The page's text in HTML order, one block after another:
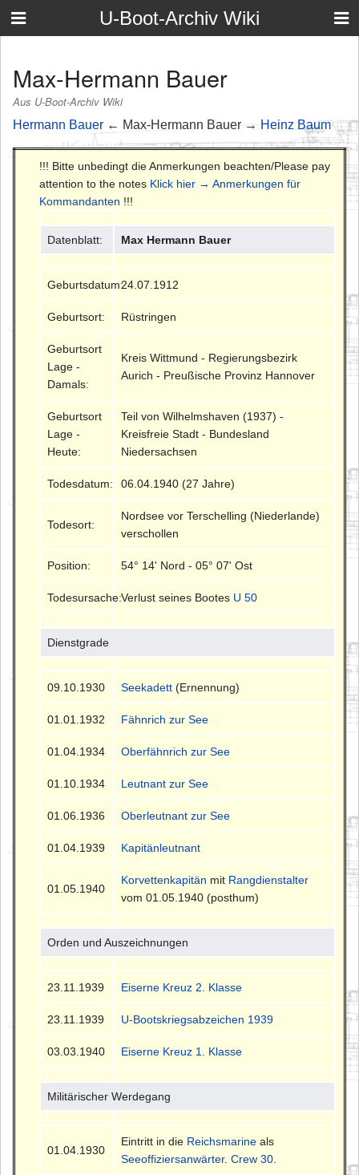
U-Boot-Archiv Wiki
Max-Hermann Bauer
Aus U-Boot-Archiv Wiki
Hermann Bauer ← Max-Hermann Bauer → Heinz Baum
!!! Bitte unbedingt die Anmerkungen beachten/Please pay
attention to the notes Klick hier → Anmerkungen für
Kommandanten !!!
Datenblatt: Max Hermann Bauer
Geburtsdatum:24.07.1912
Geburtsort: Rüstringen
Geburtsort
Lage -
Damals:
Kreis Wittmund - Regierungsbezirk
Aurich - Preußische Provinz Hannover
Geburtsort
Lage -
Heute:
Teil von Wilhelmshaven (1937) -
Kreisfreie Stadt - Bundesland
Niedersachsen
Todesdatum: 06.04.1940 (27 Jahre)
Todesort:
Nordsee vor Terschelling (Niederlande)
verschollen
Position: 54° 14' Nord - 05° 07' Ost
Todesursache:Verlust seines Bootes U 50
Dienstgrade
09.10.1930 Seekadett (Ernennung)
01.01.1932 Fähnrich zur See
01.04.1934 Oberfähnrich zur See
01.10.1934 Leutnant zur See
01.06.1936 Oberleutnant zur See
01.04.1939 Kapitänleutnant
01.05.1940
Korvettenkapitän mit Rangdienstalter
vom 01.05.1940 (posthum)
Orden und Auszeichnungen
23.11.1939 Eiserne Kreuz 2. Klasse
23.11.1939 U-Bootskriegsabzeichen 1939
03.03.1940 Eiserne Kreuz 1. Klasse
Militärischer Werdegang
01.04.1930
Eintritt in die Reichsmarine als
Seeoffiziersanwärter.Crew 30